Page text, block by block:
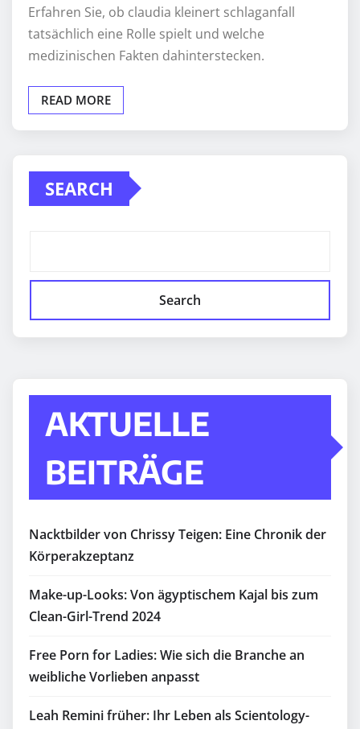
Erfahren Sie, ob claudia kleinert schlaganfall
tatsächlich eine Rolle spielt und welche
medizinischen Fakten dahinterstecken.
READ MORE
SEARCH
Search
AKTUELLE
BEITRÄGE
Nacktbilder von Chrissy Teigen: Eine Chronik der
Körperakzeptanz
Make-up-Looks: Von ägyptischem Kajal bis zum
Clean-Girl-Trend 2024
Free Porn for Ladies: Wie sich die Branche an
weibliche Vorlieben anpasst
Leah Remini früher: Ihr Leben als Scientology-